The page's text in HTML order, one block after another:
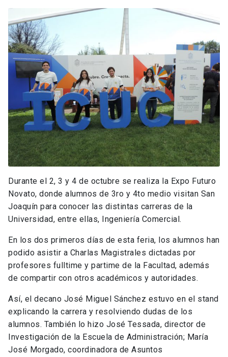
Durante el 2, 3 y 4 de octubre se realiza la Expo Futuro
Novato, donde alumnos de 3ro y 4to medio visitan San
Joaquín para conocer las distintas carreras de la
Universidad, entre ellas, Ingeniería Comercial.
En los dos primeros días de esta feria, los alumnos han
podido asistir a Charlas Magistrales dictadas por
profesores fulltime y partime de la Facultad, además
de compartir con otros académicos y autoridades.
Así, el decano José Miguel Sánchez estuvo en el stand
explicando la carrera y resolviendo dudas de los
alumnos. También lo hizo José Tessada, director de
Investigación de la Escuela de Administración; María
José Morgado, coordinadora de Asuntos